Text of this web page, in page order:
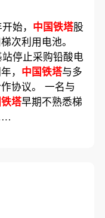
始， 中国铁塔股
次利用电池。
停止采购铅酸电
， 中国铁塔与多
协议。 一名与
塔早期不熟悉梯